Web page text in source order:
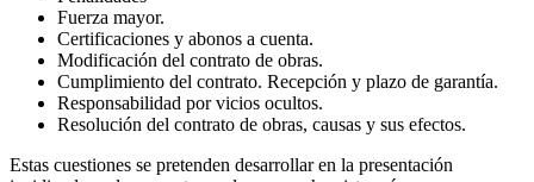
Fuerza mayor.
Certificaciones y abonos a cuenta.
Modificación del contrato de obras.
Cumplimiento del contrato. Recepción y plazo de garantía.
Responsabilidad por vicios ocultos.
Resolución del contrato de obras, causas y sus efectos.
Estas cuestiones se pretenden desarrollar en la presentación